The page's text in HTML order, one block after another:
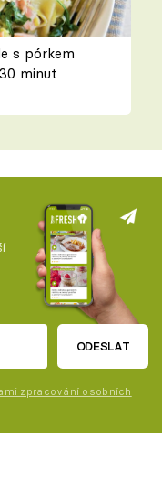
s pórkem
minut
ODESLAT
zpracování osobních